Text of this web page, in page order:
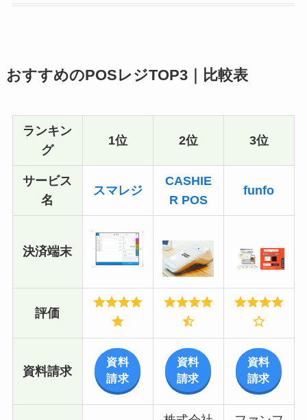
おすすめのPOSレジTOP3｜比較表
ランキン
グ
1位 2位 3位
サービス
名
スマレジ
CASHIE
R POS
funfo
決済端末
評価
資料請求
資料
請求
資料
請求
資料
請求